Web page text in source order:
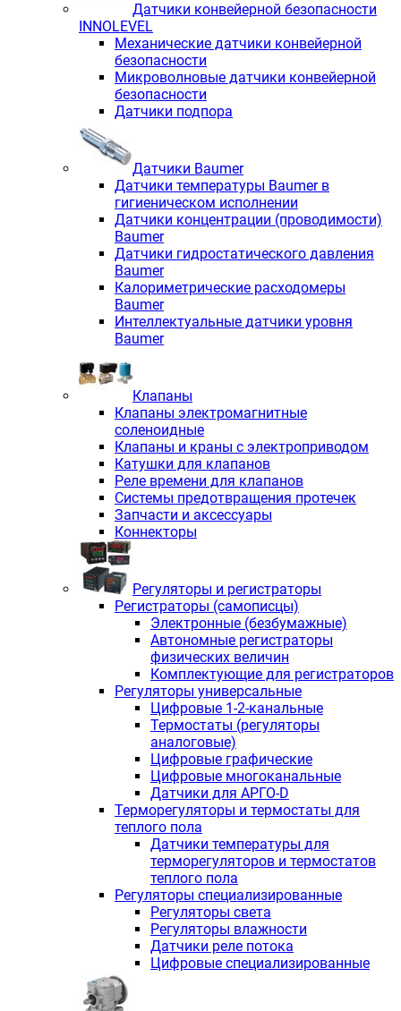
Датчики конвейерной безопасности
INNOLEVEL
Механические датчики конвейерной
безопасности
Микроволновые датчики конвейерной
безопасности
Датчики подпора
Датчики Baumer
Датчики температуры Baumer в
гигиеническом исполнении
Датчики концентрации (проводимости)
Baumer
Датчики гидростатического давления
Baumer
Калориметрические расходомеры
Baumer
Интеллектуальные датчики уровня
Baumer
Клапаны
Клапаны электромагнитные
соленоидные
Клапаны и краны с электроприводом
Катушки для клапанов
Реле времени для клапанов
Системы предотвращения протечек
Запчасти и аксессуары
Коннекторы
Регуляторы и регистраторы
Регистраторы (самописцы)
Электронные (безбумажные)
Автономные регистраторы
физических величин
Комплектующие для регистраторов
Регуляторы универсальные
Цифровые 1-2-канальные
Термостаты (регуляторы
аналоговые)
Цифровые графические
Цифровые многоканальные
Датчики для АРГО-D
Терморегуляторы и термостаты для
теплого пола
Датчики температуры для
терморегуляторов и термостатов
теплого пола
Регуляторы специализированные
Регуляторы света
Регуляторы влажности
Датчики реле потока
Цифровые специализированные